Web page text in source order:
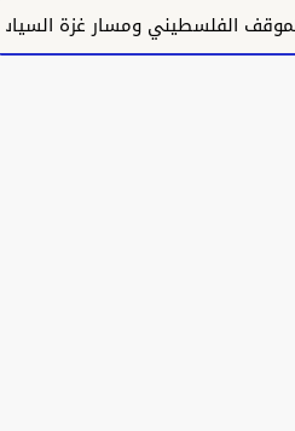
ومسار غزة السياسي